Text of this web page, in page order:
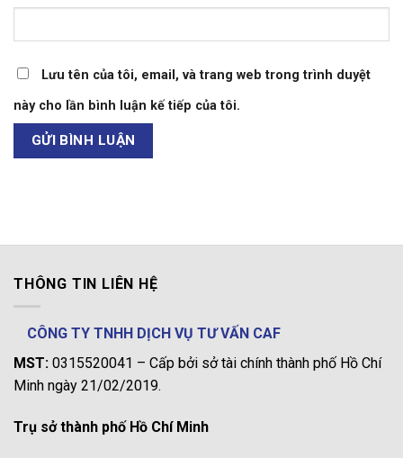
Lưu tên của tôi, email, và trang web trong trình duyệt
này cho lần bình luận kế tiếp của tôi.
THÔNG TIN LIÊN HỆ
CÔNG TY TNHH DỊCH VỤ TƯ VẤN CAF
MST: 0315520041 – Cấp bởi sở tài chính thành phố Hồ Chí
Minh ngày 21/02/2019.
Trụ sở thành phố Hồ Chí Minh